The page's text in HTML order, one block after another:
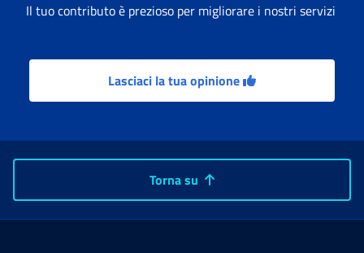
Il tuo contributo è prezioso per migliorare i nostri servizi
Lasciaci la tua opinione
Torna su